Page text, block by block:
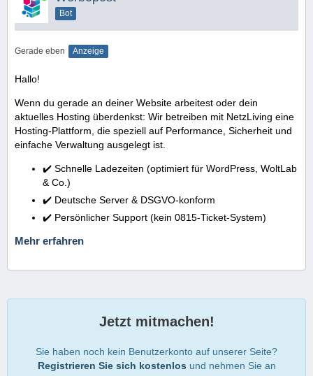
Bot
Gerade eben Anzeige
Hallo!
Wenn du gerade an deiner Website arbeitest oder dein
aktuelles Hosting überdenkst: Wir betreiben mit NetzLiving eine
Hosting-Plattform, die speziell auf Performance, Sicherheit und
einfache Verwaltung ausgelegt ist.
✔️ Schnelle Ladezeiten (optimiert für WordPress, WoltLab
& Co.)
✔️ Deutsche Server & DSGVO-konform
✔️ Persönlicher Support (kein 0815-Ticket-System)
Mehr erfahren
Jetzt mitmachen!
Sie haben noch kein Benutzerkonto auf unserer Seite?
Registrieren Sie sich kostenlos und nehmen Sie an